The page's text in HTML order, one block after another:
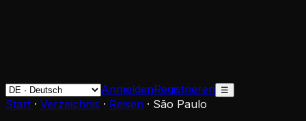
AnmeldenRegistrieren ☰
Start · Verzeichnis · Reisen · São Paulo